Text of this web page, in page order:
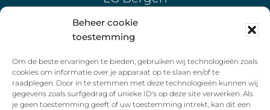
Beheer cookie
toestemming
Om de beste ervaringen te bieden, gebruiken wij technologieën zoals
cookies om informatie over je apparaat op te slaan en/of te
raadplegen. Door in te stemmen met deze technologieën kunnen wij
gegevens zoals surfgedrag of unieke ID's op deze site verwerken. Als
je geen toestemming geeft of uw toestemming intrekt, kan dit een
info@treefullofscones.com
06-